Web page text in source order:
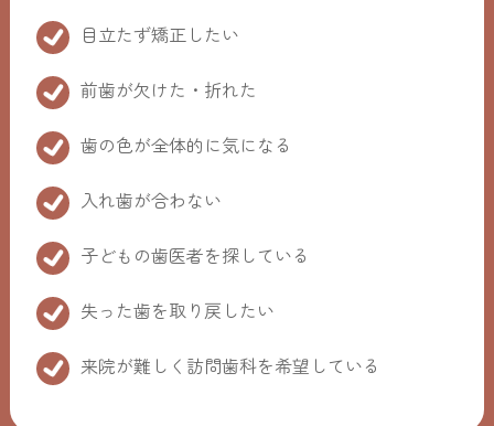
目立たず矯正したい
前歯が欠けた・折れた
歯の色が全体的に気になる
入れ歯が合わない
子どもの歯医者を探している
失った歯を取り戻したい
来院が難しく訪問歯科を希望している